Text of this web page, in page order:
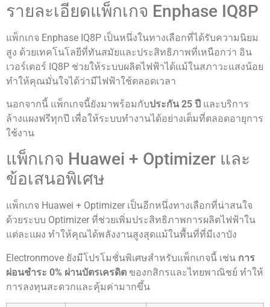
รายละเอียดแพ็กเกจ Enphase IQ8P
แพ็กเกจ Enphase IQ8P เป็นหนึ่งในทางเลือกที่ได้รับความนิยม
สูง ด้วยเทคโนโลยีที่ทันสมัยและประสิทธิภาพที่เหนือกว่า อิน
เวอร์เตอร์ IQ8P ช่วยให้ระบบผลิตไฟฟ้าได้แม้ในสภาวะแสงน้อย
ทำให้คุณมั่นใจได้ว่ามีไฟฟ้าใช้ตลอดเวลา
นอกจากนี้ แพ็กเกจนี้ยังมาพร้อมกับประกัน 25 ปี และบริการ
ล้างแผงฟรีทุกปี เพื่อให้ระบบทำงานได้อย่างเต็มที่ตลอดอายุการ
ใช้งาน
แพ็กเกจ Huawei + Optimizer และ
ข้อเสนอพิเศษ
แพ็กเกจ Huawei + Optimizer เป็นอีกหนึ่งทางเลือกที่น่าสนใจ
ด้วยระบบ Optimizer ที่ช่วยเพิ่มประสิทธิภาพการผลิตไฟฟ้าใน
แต่ละแผง ทำให้คุณได้พลังงานสูงสุดแม้ในพื้นที่ที่มีเงาบัง
Electronmove ยังมีโปรโมชั่นพิเศษสำหรับแพ็กเกจนี้ เช่น การ
ผ่อนชำระ 0% ผ่านบัตรเครดิต ของกสิกรและไทยพาณิชย์ ทำให้
การลงทุนสะดวกและคุ้มค่ามากขึ้น